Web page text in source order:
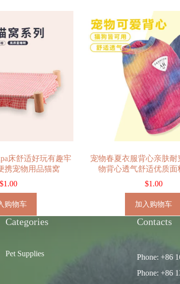
床舒适好玩有趣牢
携宠物用品猫窝
1.00
购物车
宠物春夏衣服背心亲肤耐
物背心透气舒适优质面
$1.00
加入购物车
Categories
Pet Supplies
Contacts
Phone: +86
Phone: +86